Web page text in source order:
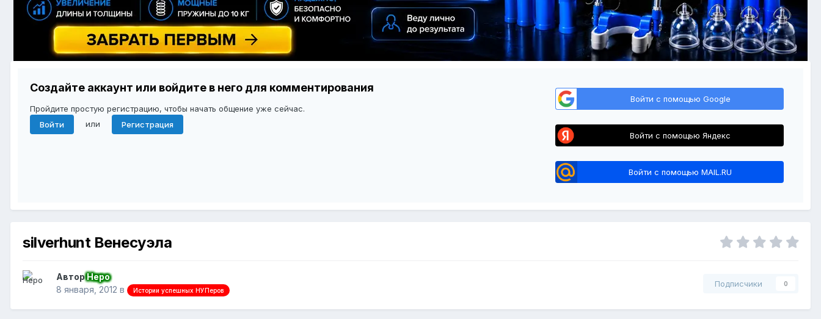
Создайте аккаунт или войдите в него для комментирования
Пройдите простую регистрацию, чтобы начать общение уже сейчас.
Войти
или Регистрация
Войти с помощью Google
Войти с помощью Яндекс
Войти с помощью MAIL.RU
silverhunt Венесуэла
АвторНеро
8 января, 2012 в Истории успешных НУПеров
Подписчики 0